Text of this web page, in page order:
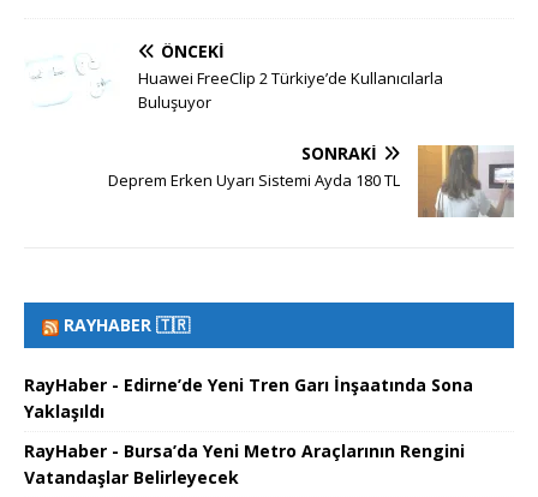
ÖNCEKI
Huawei FreeClip 2 Türkiye’de Kullanıcılarla
Buluşuyor
SONRAKI
Deprem Erken Uyarı Sistemi Ayda 180 TL
RAYHABER 🇹🇷
RayHaber - Edirne’de Yeni Tren Garı İnşaatında Sona
Yaklaşıldı
RayHaber - Bursa’da Yeni Metro Araçlarının Rengini
Vatandaşlar Belirleyecek